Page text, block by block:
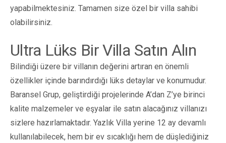
yapabilmektesiniz. Tamamen size özel bir villa sahibi
olabilirsiniz.
Ultra Lüks Bir Villa Satın Alın
Bilindiği üzere bir villanın değerini artıran en önemli
özellikler içinde barındırdığı lüks detaylar ve konumudur.
Baransel Grup, geliştirdiği projelerinde A’dan Z’ye birinci
kalite malzemeler ve eşyalar ile satın alacağınız villanızı
sizlere hazırlamaktadır. Yazlık Villa yerine 12 ay devamlı
kullanılabilecek, hem bir ev sıcaklığı hem de düşlediğiniz